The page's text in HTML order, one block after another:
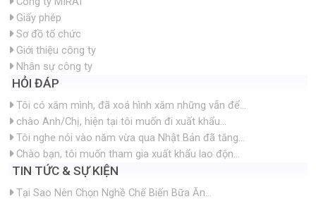
Giấy phép
Sơ đồ tổ chức
Giới thiệu công ty
Nhân sự công ty
HỎI ĐÁP
Tôi có xăm mình, đã xoá hình xăm những vẫn để...
chào Anh/Chị, hiện tại tôi muốn đi xuất khẩu...
Tôi nghe nói vào năm vừa qua Nhật Bản đã tăng...
Chào bạn, tôi muốn tham gia xuất khẩu lao độn...
TIN TỨC & SỰ KIỆN
Tại Sao Nên Chọn Nghề Chế Biến Bữa Ăn...